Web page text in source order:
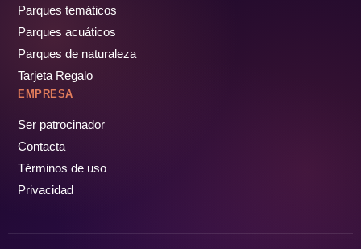
Parques temáticos
Parques acuáticos
Parques de naturaleza
Tarjeta Regalo
EMPRESA
Ser patrocinador
Contacta
Términos de uso
Privacidad